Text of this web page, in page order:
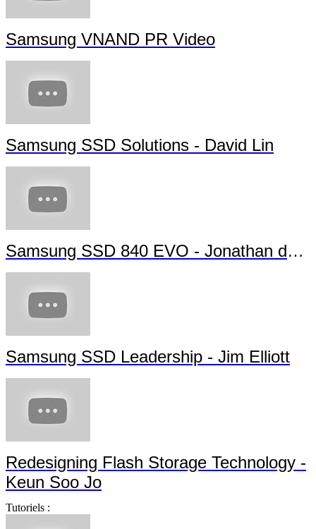
Samsung VNAND PR Video
Samsung SSD Solutions - David Lin
Samsung SSD 840 EVO - Jonathan da Silva
Samsung SSD Leadership - Jim Elliott
Redesigning Flash Storage Technology -
Keun Soo Jo
Tutoriels :